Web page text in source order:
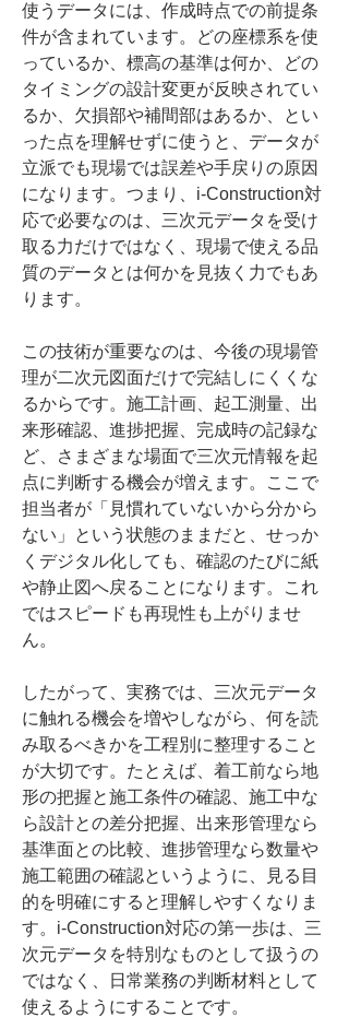
使うデータには、作成時点での前提条
件が含まれています。どの座標系を使
っているか、標高の基準は何か、どの
タイミングの設計変更が反映されてい
るか、欠損部や補間部はあるか、とい
った点を理解せずに使うと、データが
立派でも現場では誤差や手戻りの原因
になります。つまり、i-Construction対
応で必要なのは、三次元データを受け
取る力だけではなく、現場で使える品
質のデータとは何かを見抜く力でもあ
ります。
この技術が重要なのは、今後の現場管
理が二次元図面だけで完結しにくくな
るからです。施工計画、起工測量、出
来形確認、進捗把握、完成時の記録な
ど、さまざまな場面で三次元情報を起
点に判断する機会が増えます。ここで
担当者が「見慣れていないから分から
ない」という状態のままだと、せっか
くデジタル化しても、確認のたびに紙
や静止図へ戻ることになります。これ
ではスピードも再現性も上がりませ
ん。
したがって、実務では、三次元データ
に触れる機会を増やしながら、何を読
み取るべきかを工程別に整理すること
が大切です。たとえば、着工前なら地
形の把握と施工条件の確認、施工中な
ら設計との差分把握、出来形管理なら
基準面との比較、進捗管理なら数量や
施工範囲の確認というように、見る目
的を明確にすると理解しやすくなりま
す。i-Construction対応の第一歩は、三
次元データを特別なものとして扱うの
ではなく、日常業務の判断材料として
使えるようにすることです。